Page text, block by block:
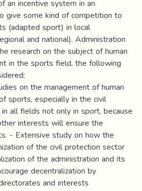
an incentive system in an
give some kind of competition to
(adapted sport) in local
and national). Administration
research on the subject of human
in the sports field, the following
on the management of human
sports, especially in the civil
all fields not only in sport, because
interests will ensure the
- Extensive study on how the
of the civil protection sector
of the administration and its
decentralization by
and interests